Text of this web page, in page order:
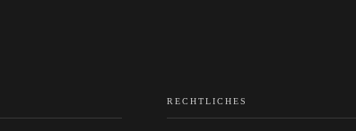
RECHTLICHES